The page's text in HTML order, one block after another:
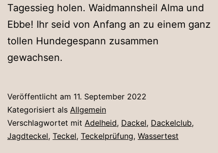
Tagessieg holen. Waidmannsheil Alma und
Ebbe! Ihr seid von Anfang an zu einem ganz
tollen Hundegespann zusammen
gewachsen.
Veröffentlicht am 11. September 2022
Kategorisiert als Allgemein
Verschlagwortet mit Adelheid, Dackel, Dackelclub,
Jagdteckel, Teckel, Teckelprüfung, Wassertest